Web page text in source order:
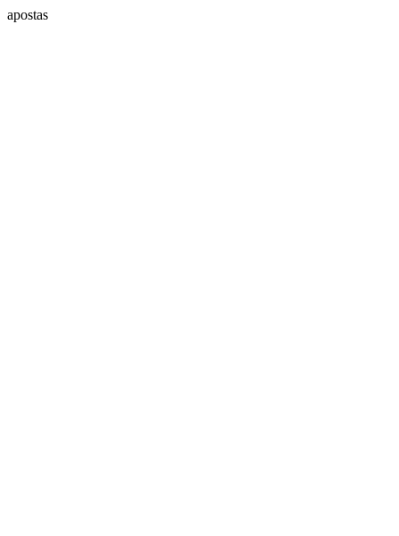
apostas